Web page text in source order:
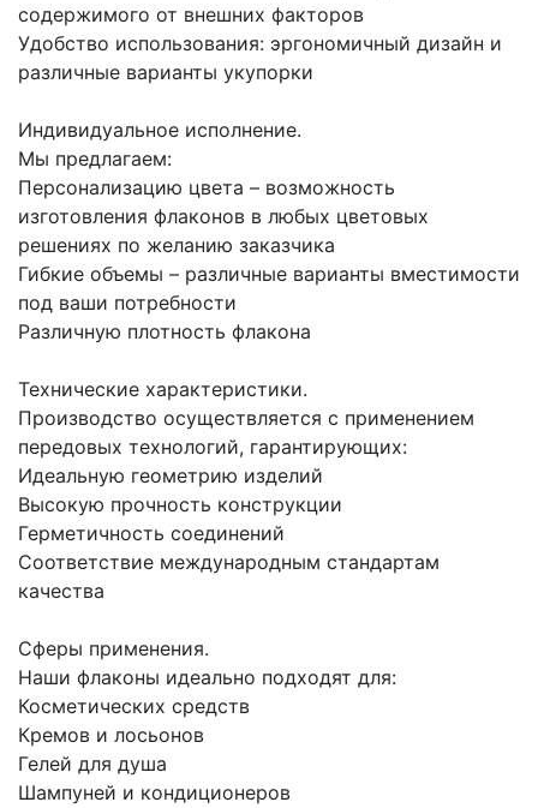
содержимого от внешних факторов
Удобство использования: эргономичный дизайн и
различные варианты укупорки
Индивидуальное исполнение.
Мы предлагаем:
Персонализацию цвета – возможность
изготовления флаконов в любых цветовых
решениях по желанию заказчика
Гибкие объемы – различные варианты вместимости
под ваши потребности
Различную плотность флакона
Технические характеристики.
Производство осуществляется с применением
передовых технологий, гарантирующих:
Идеальную геометрию изделий
Высокую прочность конструкции
Герметичность соединений
Соответствие международным стандартам
качества
Сферы применения.
Наши флаконы идеально подходят для:
Косметических средств
Кремов и лосьонов
Гелей для душа
Шампуней и кондиционеров